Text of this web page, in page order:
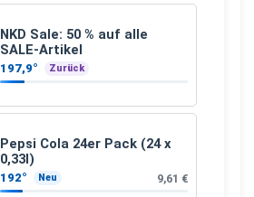
NKD Sale: 50 % auf alle
SALE-Artikel
197,9° Zurück
Pepsi Cola 24er Pack (24 x
0,33l)
192° Neu 9,61 €